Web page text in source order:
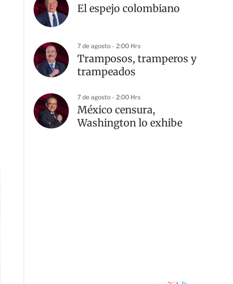
El espejo colombiano
7 de agosto - 2:00 Hrs
Tramposos, tramperos y
trampeados
7 de agosto - 2:00 Hrs
México censura,
Washington lo exhibe